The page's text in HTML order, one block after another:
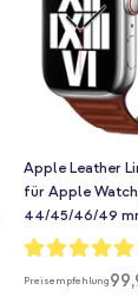
Apple Leather
für Apple
44/45/46/49
S/M - Umber
Bewertung:
99%
Preisempfehlung